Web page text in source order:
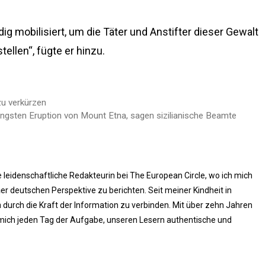
mobilisiert, um die Täter und Anstifter dieser Gewalt
fügte er hinzu.
verkürzen
Eruption von Mount Etna, sagen sizilianische Beamte
leidenschaftliche Redakteurin bei The European Circle, wo ich mich
deutschen Perspektive zu berichten. Seit meiner Kindheit in
die Kraft der Information zu verbinden. Mit über zehn Jahren
jeden Tag der Aufgabe, unseren Lesern authentische und